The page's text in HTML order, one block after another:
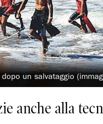
un salvataggio
anche alla